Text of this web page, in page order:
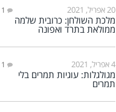
20 אפריל, 2021 1
מלכת השולחן: כרובית שלמה
ממולאת בתרד ואפונה
4 אפריל, 2021 1
מגולגלות: עוגיות תמרים בלי
תמרים